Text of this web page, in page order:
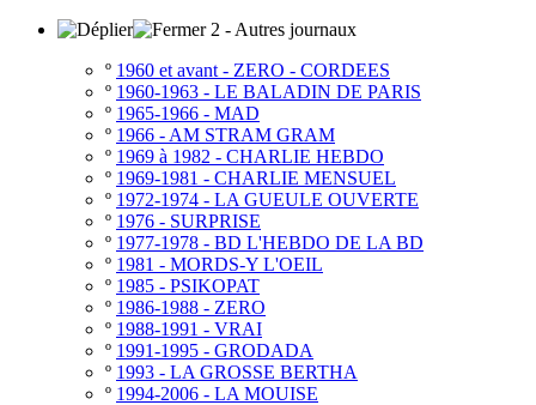
2 - Autres journaux
º 1960 et avant - ZERO - CORDEES
º 1960-1963 - LE BALADIN DE PARIS
º 1965-1966 - MAD
º 1966 - AM STRAM GRAM
º 1969 à 1982 - CHARLIE HEBDO
º 1969-1981 - CHARLIE MENSUEL
º 1972-1974 - LA GUEULE OUVERTE
º 1976 - SURPRISE
º 1977-1978 - BD L'HEBDO DE LA BD
º 1981 - MORDS-Y L'OEIL
º 1985 - PSIKOPAT
º 1986-1988 - ZERO
º 1988-1991 - VRAI
º 1991-1995 - GRODADA
º 1993 - LA GROSSE BERTHA
º 1994-2006 - LA MOUISE